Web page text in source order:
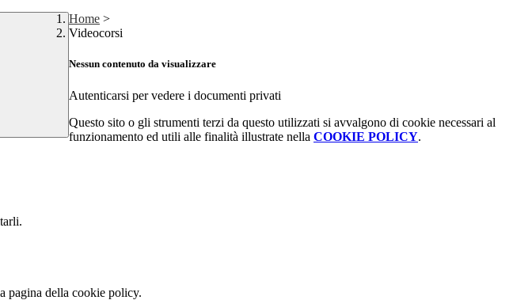
Home >
Videocorsi
Nessun contenuto da visualizzare
Autenticarsi per vedere i documenti privati
Questo sito o gli strumenti terzi da questo utilizzati si avvalgono di cookie necessari al
funzionamento ed utili alle finalità illustrate nella COOKIE POLICY.
pagina della cookie policy.